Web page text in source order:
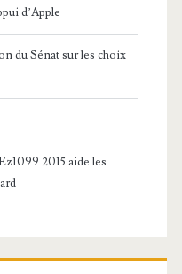
d’Apple
du Sénat sur les choix
2015 aide les